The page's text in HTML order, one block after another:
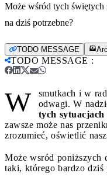
Może wśród tych świętych
na dziś potrzebne?
TODO MESSAGE
TODO MESSAGE :
W
smutkach i w
odwagi. W
tych sytuacjach
zawsze może nas
zrozumieć, oświetlić
Może wsród poniższych
taki, którego bardzo dziś